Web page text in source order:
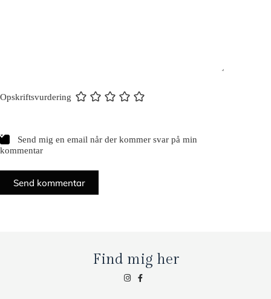
Opskriftsvurdering
Send mig en email når der kommer svar på min
kommentar
Send kommentar
Find mig her